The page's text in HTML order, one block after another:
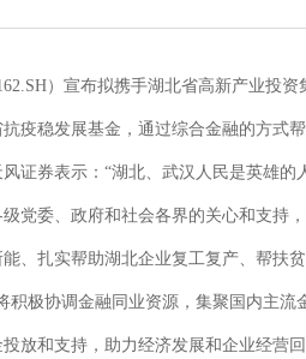
）宣布拟携手湖北省高新产业投
疫稳发展基金，通过综合金融的方式
证券表示：“湖北、武汉人民是英雄
党委、政府和社会各界的关心和支持
、扎实帮助湖北企业复工复产、帮扶
积极协调金融同业资源，集聚国内主
放和支持，助力经济发展和企业经营回